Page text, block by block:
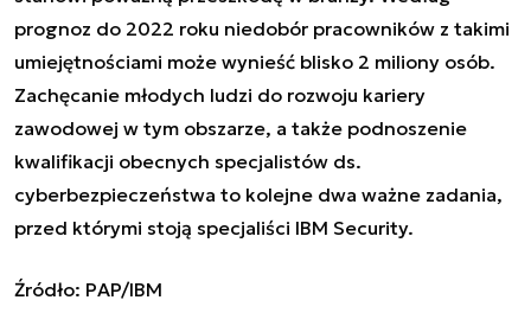
prognoz do 2022 roku niedobór pracowników z takimi
umiejętnościami może wynieść blisko 2 miliony osób.
Zachęcanie młodych ludzi do rozwoju kariery
zawodowej w tym obszarze, a także podnoszenie
kwalifikacji obecnych specjalistów ds.
cyberbezpieczeństwa to kolejne dwa ważne zadania,
przed którymi stoją specjaliści IBM Security.
Źródło: PAP/IBM